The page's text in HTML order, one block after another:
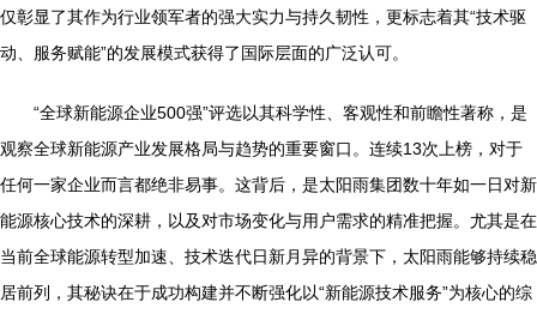
仅彰显了其作为行业领军者的强大实力与持久韧性，更标志着其“技术驱
动、服务赋能”的发展模式获得了国际层面的广泛认可。
“全球新能源企业500强”评选以其科学性、客观性和前瞻性著称，是
观察全球新能源产业发展格局与趋势的重要窗口。连续13次上榜，对于
任何一家企业而言都绝非易事。这背后，是太阳雨集团数十年如一日对新
能源核心技术的深耕，以及对市场变化与用户需求的精准把握。尤其是在
当前全球能源转型加速、技术迭代日新月异的背景下，太阳雨能够持续稳
居前列，其秘诀在于成功构建并不断强化以“新能源技术服务”为核心的综